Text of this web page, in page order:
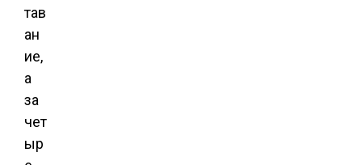
тав
ан
ие,
а
за
чет
ыр